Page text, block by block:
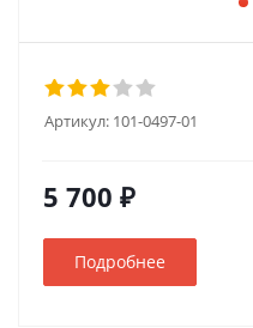
Артикул: 101-0497-01
5 700 ₽
Подробнее